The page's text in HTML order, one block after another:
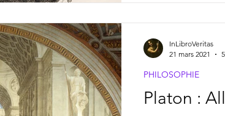
Platon :
PHILOSOPHIE
InLibroVeritas
21 mars 2021